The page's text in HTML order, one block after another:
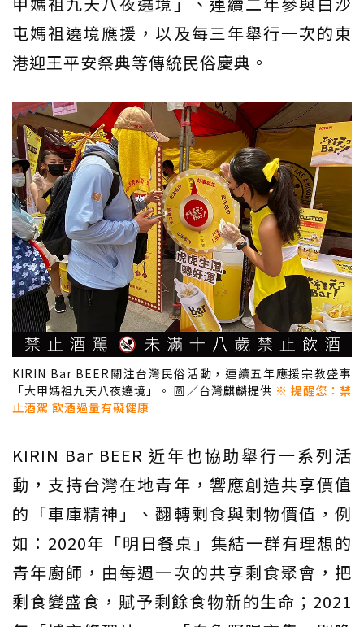
屯媽祖遶境應援，以及每三年舉行一次的東
港迎王平安祭典等傳統民俗慶典。
KIRIN Bar BEER關注台灣民俗活動，連續五年應援宗教盛事
「大甲媽祖九天八夜遶境」。 圖／台灣麒麟提供 ※ 提醒您：禁
止酒駕 飲酒過量有礙健康
KIRIN Bar BEER 近年也協助舉行一系列活
動，支持台灣在地青年，響應創造共享價值
的「車庫精神」、翻轉剩食與剩物價值，例
如：2020年「明日餐桌」集結一群有理想的
青年廚師，由每週一次的共享剩食聚會，把
剩食變盛食，賦予剩餘食物新的生命；2021